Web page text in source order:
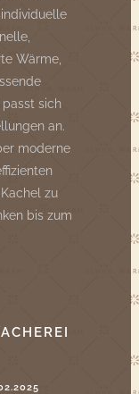
Wärme,
sich
an.
moderne
zu
bis zum